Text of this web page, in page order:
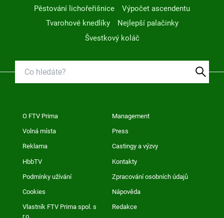
Pěstování lichořeřišnice
Výpočet ascendentu
Tvarohové knedlíky
Nejlepší palačinky
Švestkový koláč
O FTV Prima Management
Volná místa Press
Reklama Castingy a výzvy
HbbTV Kontakty
Podmínky užívání Zpracování osobních údajů
Cookies Nápověda
Vlastník FTV Prima spol. s
r.o.
Redakce